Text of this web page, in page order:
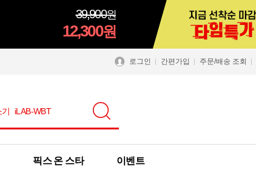
39,900원
12,300원
로그인 간편가입 주문/배송 조회
픽스 온 스타 이벤트